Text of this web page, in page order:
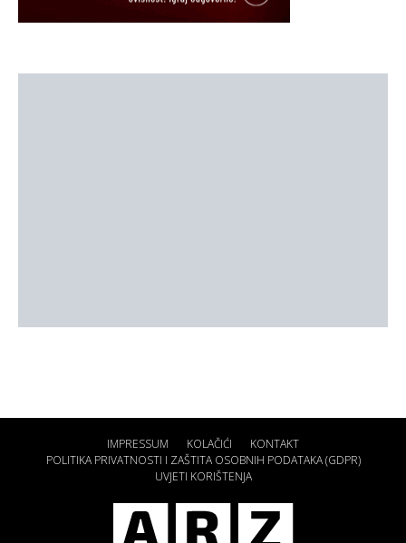
IMPRESSUM KOLAČIĆI
KONTAKT
POLITIKA PRIVATNOSTI I ZAŠTITA OSOBNIH PODATAKA (GDPR)
UVJETI KORIŠTENJA